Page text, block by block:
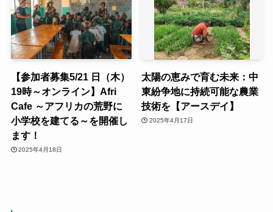
【参加者募集5/21 日（木）
19時～オンライン】Afri
Cafe ～アフリカの荒野に
小学校を建てる～を開催し
ます！
2025年4月18日
太陽の恵みで育む未来：中
東紛争地に持続可能な農業
技術を【アースデイ】
2025年4月17日